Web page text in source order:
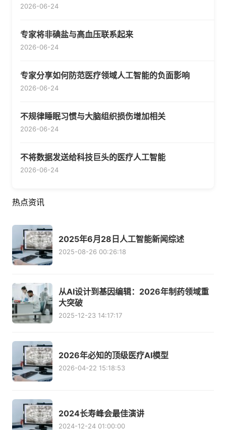
2026-06-24
专家将非碘盐与高血压联系起来
2026-06-24
专家分享如何防范医疗领域人工智能的负面影响
2026-06-24
不规律睡眠习惯与大脑组织损伤增加相关
2026-06-24
不将数据发送给科技巨头的医疗人工智能
2026-06-24
热点资讯
2025年6月28日人工智能新闻综述
2025-08-26 00:26:18
从AI设计到基因编辑：2026年制药领域重
大突破
2025-12-23 14:17:17
2026年必知的顶级医疗AI模型
2026-04-22 15:18:53
2024长寿峰会最佳演讲
2024-12-24 01:00:00